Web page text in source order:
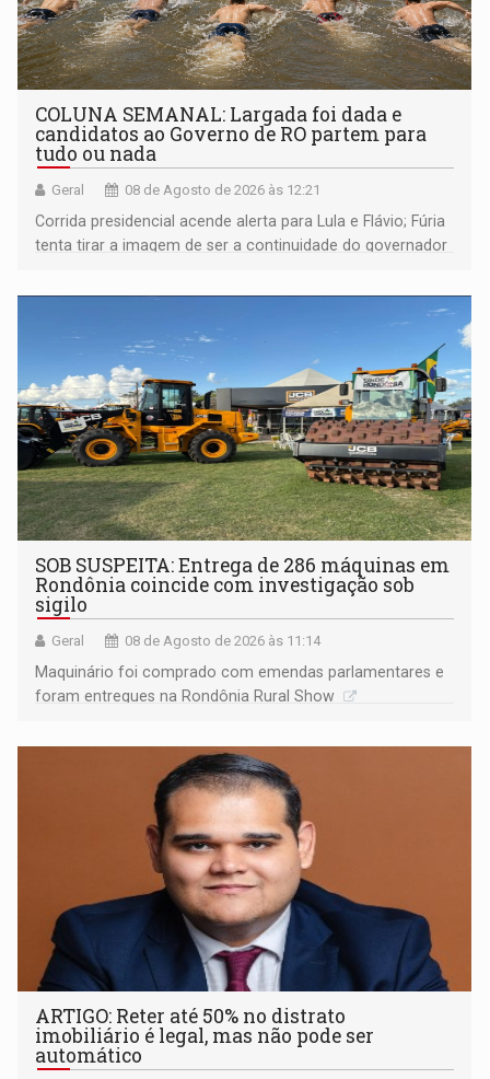
COLUNA SEMANAL: Largada foi dada e
candidatos ao Governo de RO partem para
tudo ou nada
Geral 08 de Agosto de 2026 às 12:21
Corrida presidencial acende alerta para Lula e Flávio; Fúria
tenta tirar a imagem de ser a continuidade do governador
não ter entrado no modo eleição; ABAV faz evento em
SOB SUSPEITA: Entrega de 286 máquinas em
Rondônia coincide com investigação sob
sigilo
Geral 08 de Agosto de 2026 às 11:14
Maquinário foi comprado com emendas parlamentares e
foram entregues na Rondônia Rural Show
ARTIGO: Reter até 50% no distrato
imobiliário é legal, mas não pode ser
automático